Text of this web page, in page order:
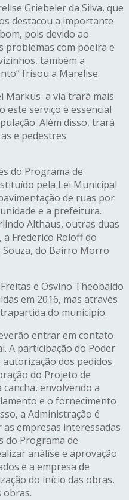
Griebeler da Silva, que
destacou a importante
pois devido ao
problemas com poeira e
também a
frisou a Marelise.
Markus a via trará mais
este serviço é essencial
Além disso, trará
e pedestres
do Programa de
pela Lei Municipal
de ruas por
e a prefeitura.
Althaus, outras duas
Frederico Roloff do
Souza, do Bairro Morro
e Osvino Theobaldo
em 2016, mas através
do município.
entrar em contato
A participação do Poder
dos pedidos
do Projeto de
envolvendo a
e o fornecimento
a Administração é
empresas interessadas
do Programa de
análise e aprovação
e a empresa de
do início das obras,
obras.